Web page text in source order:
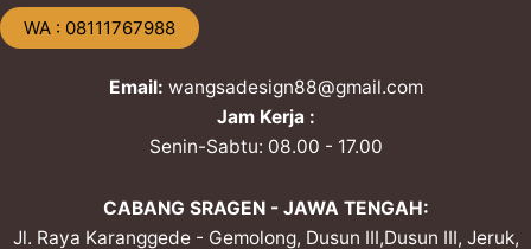
​WA : 08111767988
Email: wangsadesign88@gmail.com
Jam Kerja :
Senin-Sabtu: 08.00 - 17.00
CABANG SRAGEN - JAWA TENGAH:
Jl. Raya Karanggede - Gemolong, Dusun III,Dusun III, Jeruk,